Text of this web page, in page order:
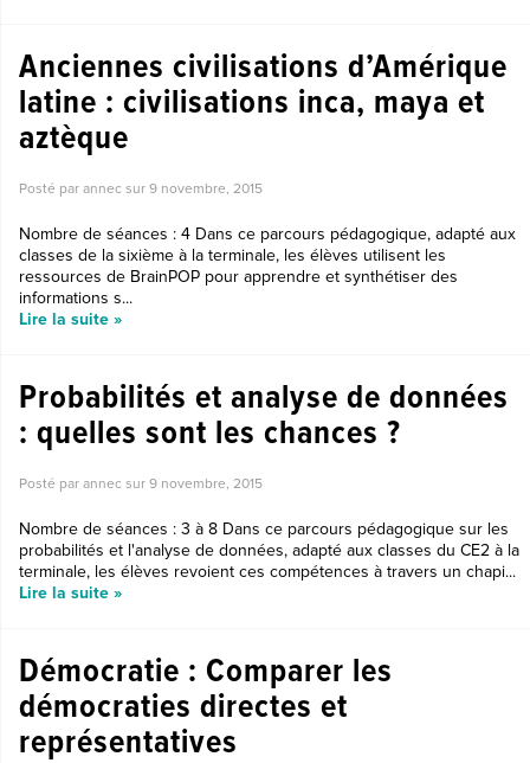
Anciennes civilisations d’Amérique
latine : civilisations inca, maya et
aztèque
Posté par annec sur 9 novembre, 2015
Nombre de séances : 4 Dans ce parcours pédagogique, adapté aux
classes de la sixième à la terminale, les élèves utilisent les
ressources de BrainPOP pour apprendre et synthétiser des
informations s...
Lire la suite »
Probabilités et analyse de données
: quelles sont les chances ?
Posté par annec sur 9 novembre, 2015
Nombre de séances : 3 à 8 Dans ce parcours pédagogique sur les
probabilités et l'analyse de données, adapté aux classes du CE2 à la
terminale, les élèves revoient ces compétences à travers un chapi...
Lire la suite »
Démocratie : Comparer les
démocraties directes et
représentatives